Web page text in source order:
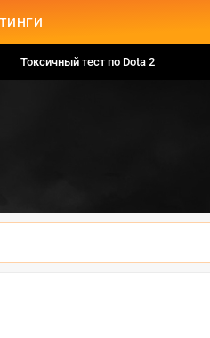
Токсичный тест по Dota 2